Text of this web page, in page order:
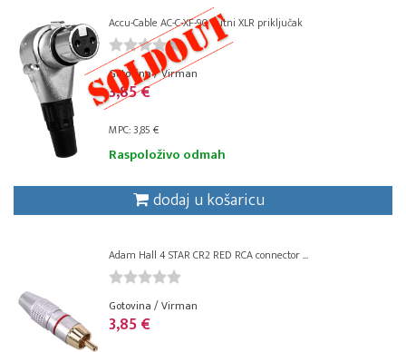
Accu-Cable AC-C-XF-90 kutni XLR priključak
Gotovina / Virman
3,85 €
MPC: 3,85 €
Raspoloživo odmah
dodaj u košaricu
Adam Hall 4 STAR CR2 RED RCA connector ...
Gotovina / Virman
3,85 €